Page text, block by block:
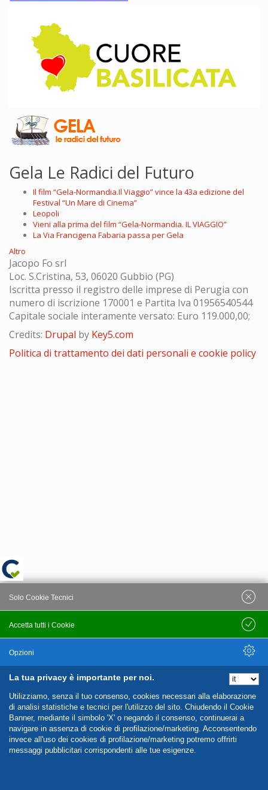
Gela Le Radici del Futuro
Il film “Gela-Normandia.Il Viaggio” vince la 43a edizione del
Festival “Un Mare di Cinema”
Leopoli
Vieni alla prima del film “Gela-Normandia. IL VIAGGIO”
La Via Francigena Fabaria passa per Gela
Altro
Jacopo Fo srl
Loc. S.Cristina, 53, 06020 Gubbio (PG)
Iscritta presso il registro delle imprese di Perugia con
numero di iscrizione 170001 e Partita Iva 01956540544
Capitale sociale interamente versato: Euro 119.000,00;
Credits: Drupal by Key5.com
Politica di trattamento dei dati personali e cookie policy
La tua privacy è importante per noi.
Utilizziamo, senza il tuo consenso, cookies necessari alla elaborazione
di analisi statistiche e tecnici per l'utilizzo del sito. Chiudendo il Cookie
Banner, mediante il simbolo 'X' o negando il consenso, continuerai a
navigare in assenza di cookie di profilazione/marketing. Acconsentendo
invece all'uso dei cookies di profilazione/marketing potremo offrirti
messaggi pubblicitari corrispondenti alle tue esigenze.
Accetta tutti i Cookie
Solo Cookie Tecnici
Salva
Opzioni
Nascondi Opzioni